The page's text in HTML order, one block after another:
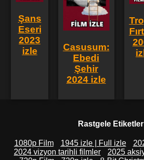
Şans
Eseri
2023
izle
Casusum:
Ebedi
Şehir
2024 izle
Rastgele Etiketler
1080p Film 1945 izle | Full izle
2024 vizyon tarihli filmler
2025